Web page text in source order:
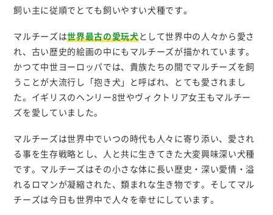
飼い主に従順でとても飼いやすい犬種です。
マルチーズは世界最古の愛玩犬として世界中の人々から愛さ
れ、古い歴史的絵画の中にもマルチーズが描かれています。
かつて中世ヨーロッパでは、貴族たちの間でマルチーズを飼
うことが大流行し「抱き犬」と呼ばれ、とても愛されまし
た。イギリスのヘンリー8世やヴィクトリア女王もマルチー
ズを愛していました。
マルチーズは世界中でいつの時代も人々に寄り添い、愛され
る事を生存戦略とし、人と共に生きてきた大変興味深い犬種
です。マルチーズはその小さな体に長い歴史・深い愛情・溢
れるロマンが凝縮された、類まれな生き物です。そしてマル
チーズは今日も世界中で人々を幸せにしています。